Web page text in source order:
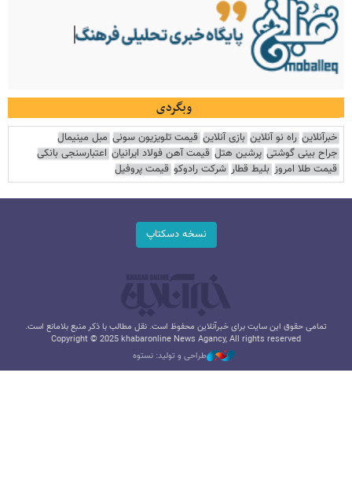
وبگردی
خبرآنلاین راه نو آنلاین بازی آنلاین قیمت تلویزیون سونی مبل مینیمال
جراح بینی گوشتی پرشین هتل قیمت آهن فولاد ایرانیان اعتبارسنجی بانکی
قیمت طلا امروز بلیط قطار شرکت رادوکو قیمت پروفیل
نسخه دسکتاپ
تمامی حقوق این سایت برای خبرآنلاین محفوظ است. نقل مطالب با ذکر منبع بلامانع است.
Copyright © 2025 khabaronline News Agancy, All rights reserved
طراحی و تولید: نستوه